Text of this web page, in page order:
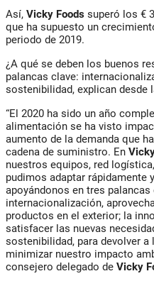
Así, Vicky Foods superó los €
que ha supuesto un
periodo de 2019.
¿A qué se deben los buenos
palancas clave:
sostenibilidad, explican desde
“El 2020 ha sido un año
alimentación se ha visto
aumento de la demanda que
cadena de suministro. En
nuestros equipos, red
pudimos adaptar rápidamente
apoyándonos en tres
internacionalización,
productos en el exterior; la
satisfacer las nuevas
sostenibilidad, para devolver
minimizar nuestro impacto
consejero delegado de Vicky